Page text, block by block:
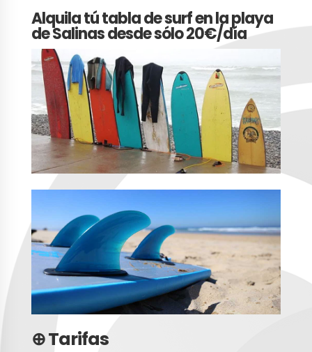
Alquila tú tabla de surf en la playa
de Salinas desde sólo 20€/día
⊕ Tarifas